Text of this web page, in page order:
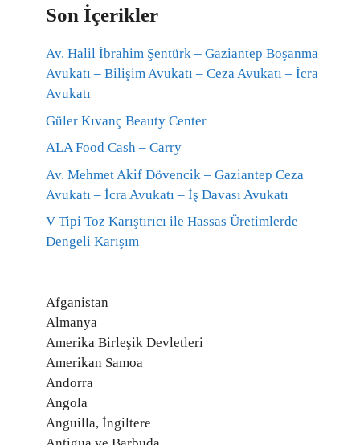
Son İçerikler
Av. Halil İbrahim Şentürk – Gaziantep Boşanma
Avukatı – Bilişim Avukatı – Ceza Avukatı – İcra
Avukatı
Güler Kıvanç Beauty Center
ALA Food Cash – Carry
Av. Mehmet Akif Dövencik – Gaziantep Ceza
Avukatı – İcra Avukatı – İş Davası Avukatı
V Tipi Toz Karıştırıcı ile Hassas Üretimlerde
Dengeli Karışım
Afganistan
Almanya
Amerika Birleşik Devletleri
Amerikan Samoa
Andorra
Angola
Anguilla, İngiltere